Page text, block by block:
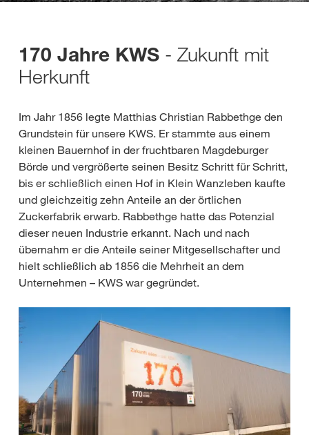
170 Jahre KWS - Zukunft mit
Herkunft
Im Jahr 1856 legte Matthias Christian Rabbethge den
Grundstein für unsere KWS. Er stammte aus einem
kleinen Bauernhof in der fruchtbaren Magdeburger
Börde und vergrößerte seinen Besitz Schritt für Schritt,
bis er schließlich einen Hof in Klein Wanzleben kaufte
und gleichzeitig zehn Anteile an der örtlichen
Zuckerfabrik erwarb. Rabbethge hatte das Potenzial
dieser neuen Industrie erkannt. Nach und nach
übernahm er die Anteile seiner Mitgesellschafter und
hielt schließlich ab 1856 die Mehrheit an dem
Unternehmen – KWS war gegründet.